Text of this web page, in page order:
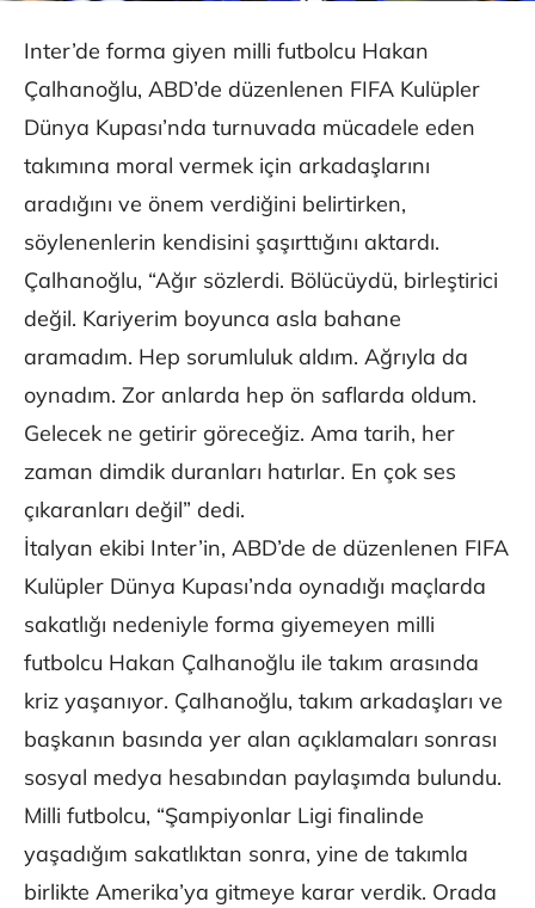
Inter’de forma giyen milli futbolcu Hakan
Çalhanoğlu, ABD’de düzenlenen FIFA Kulüpler
Dünya Kupası’nda turnuvada mücadele eden
takımına moral vermek için arkadaşlarını
aradığını ve önem verdiğini belirtirken,
söylenenlerin kendisini şaşırttığını aktardı.
Çalhanoğlu, “Ağır sözlerdi. Bölücüydü, birleştirici
değil. Kariyerim boyunca asla bahane
aramadım. Hep sorumluluk aldım. Ağrıyla da
oynadım. Zor anlarda hep ön saflarda oldum.
Gelecek ne getirir göreceğiz. Ama tarih, her
zaman dimdik duranları hatırlar. En çok ses
çıkaranları değil” dedi.
İtalyan ekibi Inter’in, ABD’de de düzenlenen FIFA
Kulüpler Dünya Kupası’nda oynadığı maçlarda
sakatlığı nedeniyle forma giyemeyen milli
futbolcu Hakan Çalhanoğlu ile takım arasında
kriz yaşanıyor. Çalhanoğlu, takım arkadaşları ve
başkanın basında yer alan açıklamaları sonrası
sosyal medya hesabından paylaşımda bulundu.
Milli futbolcu, “Şampiyonlar Ligi finalinde
yaşadığım sakatlıktan sonra, yine de takımla
birlikte Amerika’ya gitmeye karar verdik. Orada